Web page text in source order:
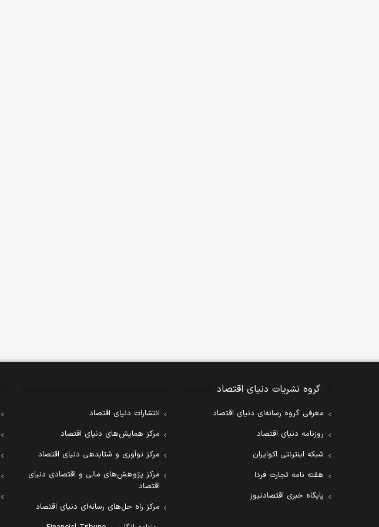
گروه نشریات دنیای اقتصاد
معرفی گروه رسانه‌ای دنیای اقتصاد
روزنامه دنیای اقتصاد
شبکه اینترنتی اکوایران
هفته نامه تجارت فردا
پایگاه خبری اقتصادنیوز
انتشارات دنیای اقتصاد
مرکز همایش‌های دنیای اقتصاد
مرکز نوآوری و شتابدهی دنیای اقتصاد
مرکز پژوهش‌های مالی و اقتصادی دنیای
اقتصاد
مرکز راه حل‌های رسانه‌ای دنیای اقتصاد